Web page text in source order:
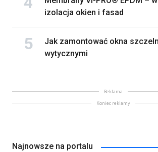
izolacja okien i fasad
Jak zamontować okna
wytycznymi
Reklama
Koniec reklamy
Najnowsze na portalu